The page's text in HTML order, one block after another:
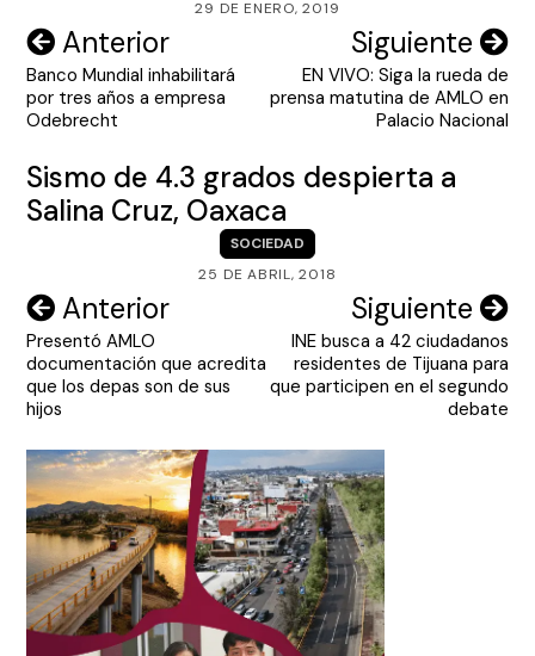
29 DE ENERO, 2019
Navegación
de
entradas
Anterior
Banco Mundial inhabilitará
por tres años a empresa
Odebrecht
Siguiente
EN VIVO: Siga la rueda de
prensa matutina de AMLO en
Palacio Nacional
Sismo de 4.3 grados despierta a
Salina Cruz, Oaxaca
SOCIEDAD
25 DE ABRIL, 2018
Navegación
de
entradas
Anterior
Presentó AMLO
documentación que acredita
que los depas son de sus
hijos
Siguiente
INE busca a 42 ciudadanos
residentes de Tijuana para
que participen en el segundo
debate